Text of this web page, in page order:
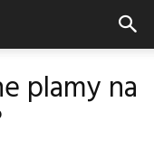
plamy na